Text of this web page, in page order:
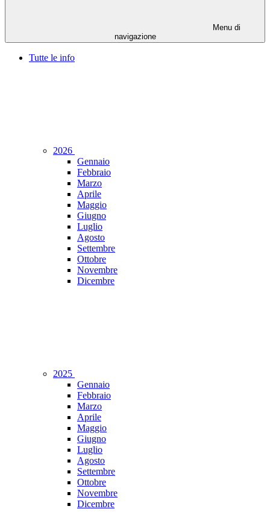
Menu di
navigazione
Tutte le info
2026
Gennaio
Febbraio
Marzo
Aprile
Maggio
Giugno
Luglio
Agosto
Settembre
Ottobre
Novembre
Dicembre
2025
Gennaio
Febbraio
Marzo
Aprile
Maggio
Giugno
Luglio
Agosto
Settembre
Ottobre
Novembre
Dicembre